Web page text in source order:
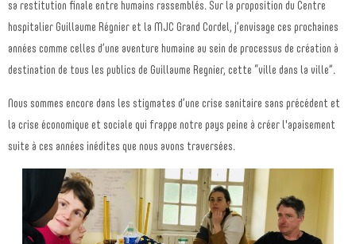
sa restitution finale entre humains rassemblés. Sur la proposition du Centre
hospitalier Guillaume Régnier et la MJC Grand Cordel, j’envisage ces prochaines
années comme celles d’une aventure humaine au sein de processus de création à
destination de tous les publics de Guillaume Regnier, cette “ville dans la ville”.
Nous sommes encore dans les stigmates d’une crise sanitaire sans précédent et
la crise économique et sociale qui frappe notre pays peine à créer l'apaisement
suite à ces années inédites que nous avons traversées.